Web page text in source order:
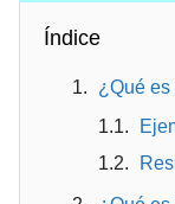
Índice
¿Qué